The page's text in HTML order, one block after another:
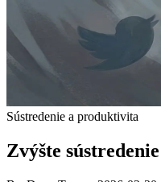
Sústredenie a produktivita
Zvýšte